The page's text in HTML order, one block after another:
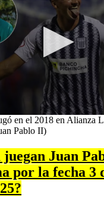
en el 2018 en Alianza
Pablo II)
juegan Juan
por la fecha 3